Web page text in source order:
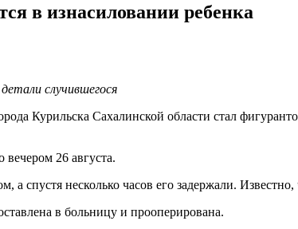
в изнасиловании ребенка
случившегося
Курильска Сахалинской области стал
26 августа.
а спустя несколько часов его задержали.
в больницу и прооперирована.